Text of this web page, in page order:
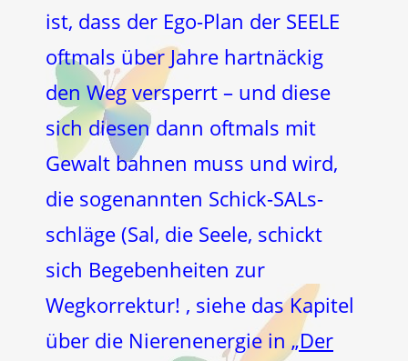
ist, dass der Ego-Plan der SEELE
oftmals über Jahre hartnäckig
den Weg versperrt – und diese
sich diesen dann oftmals mit
Gewalt bahnen muss und wird,
die sogenannten Schick-SALs-
schläge (Sal, die Seele, schickt
sich Begebenheiten zur
Wegkorrektur! , siehe das Kapitel
über die Nierenenergie in „Der